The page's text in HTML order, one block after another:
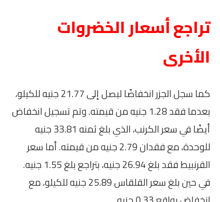
تراجع أسعار الخضروات
الأخرى
كما سجل الجزر انخفاضًا ليصل إلى 21.77 جنيه للكيلو،
بعدما فقد 1.28 جنيه من قيمته. وتم تسجيل انخفاض
أيضًا في سعر الكرنب، الذي بلغ ثمنه 33.81 جنيه
للوحدة، مع فقدان 2.79 جنيه من قيمته. أما سعر
القرنبيط فقد بلغ 26.94 جنيه، بتراجع بلغ 1.55 جنيه.
في حين بلغ سعر القلقاس 25.89 جنيه للكيلو، مع